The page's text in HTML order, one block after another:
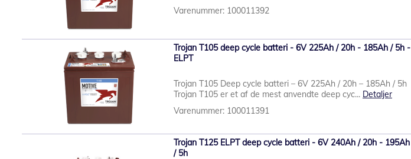
Varenummer: 100011392
Trojan T105 deep cycle batteri - 6V 225Ah / 20h - 185Ah / 5h -
ELPT
Trojan T105 Deep cycle batteri – 6V 225Ah / 20h – 185Ah / 5h
Trojan T105 er et af de mest anvendte deep cyc... Detaljer
Varenummer: 100011391
Trojan T125 ELPT deep cycle batteri - 6V 240Ah / 20h - 195Ah
/ 5h